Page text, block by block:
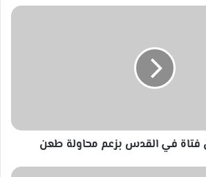
فتاة في القدس بزعم محاولة طعن